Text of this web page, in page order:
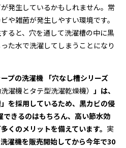
発生しているかもしれません。常
や雑菌が発生しやすい環境です。
ると、穴を通して洗濯槽の中に黒
た水で洗濯してしまうことになり
プの洗濯機 「穴なし槽シリーズ
濯機とタテ型洗濯乾燥機）
」は、
を採用しているため、黒カビの侵
できるのはもちろん、高い節水効
くのメリットを備えています。 実
濯機を販売開始してから今年で30